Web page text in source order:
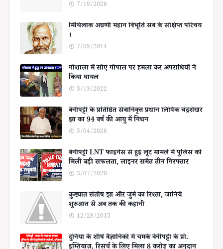
7/19/2026
मिथिलाक अग्रणी महान बिभूति सब के संक्षिप्त परिचय
।
7/05/2014
गोशाला में सोए गोपाल पर हमला कर अपराधियों ने
किया घायल
3/13/2022
बेनीपट्टी के प्रतिष्ठित सेवानिवृत्त प्रधान लिपिक चंद्रशेखर
झा का 94 वर्ष की आयु में निधन
5/04/2026
बेनीपट्टी LNT फाइनेंस से हुई लूट मामले में पुलिस को
मिली बड़ी सफलता, लाइनर समेत तीन गिरफ्तार
3/07/2020
कुख्यात संतोष झा और जुर्म का रिश्ता, जानिये
शुरुआत से अब तक की कहानी
12/28/2015
दुनिया के शीर्ष वैज्ञानिकों में चमके बेनीपट्टी के प्रो.